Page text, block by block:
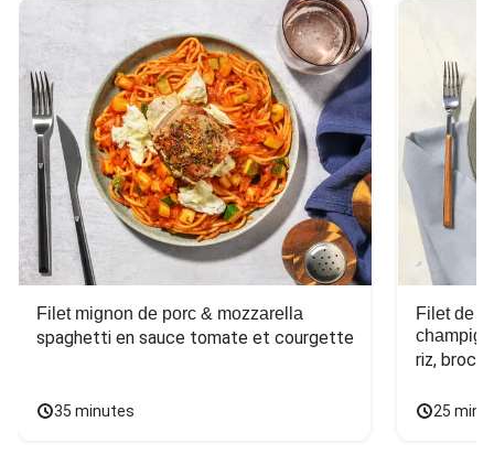
Filet mignon de porc & mozzarella
spaghetti en sauce tomate et courgette
35 minutes
Filet de
riz,
25